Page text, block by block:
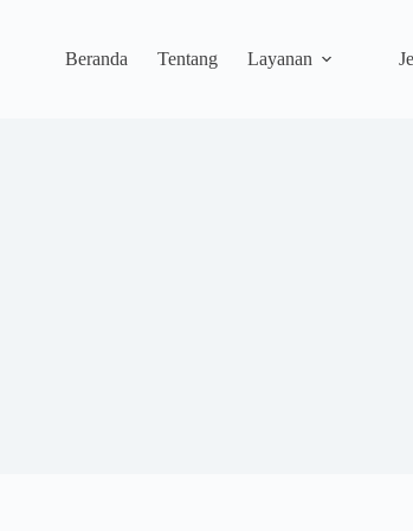
Beranda Tentang Layanan